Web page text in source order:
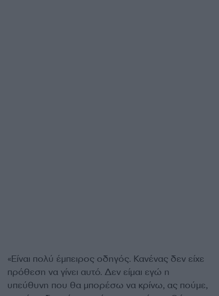
«Είναι πολύ έμπειρος οδηγός. Κανένας δεν είχε
πρόθεση να γίνει αυτό. Δεν είμαι εγώ η
υπεύθυνη που θα μπορέσω να κρίνω, ας πούμε,